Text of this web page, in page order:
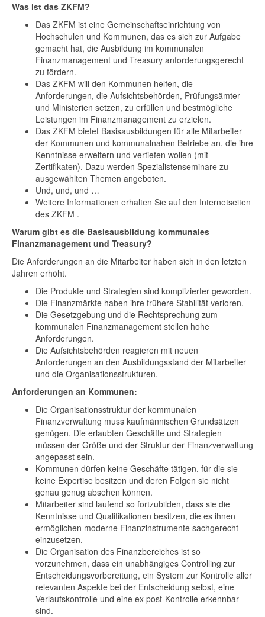
Was ist das ZKFM?
Das ZKFM ist eine Gemeinschaftseinrichtung von
Hochschulen und Kommunen, das es sich zur Aufgabe
gemacht hat, die Ausbildung im kommunalen
Finanzmanagement und Treasury anforderungsgerecht
zu fördern.
Das ZKFM will den Kommunen helfen, die
Anforderungen, die Aufsichtsbehörden, Prüfungsämter
und Ministerien setzen, zu erfüllen und bestmögliche
Leistungen im Finanzmanagement zu erzielen.
Das ZKFM bietet Basisausbildungen für alle Mitarbeiter
der Kommunen und kommunalnahen Betriebe an, die ihre
Kenntnisse erweitern und vertiefen wollen (mit
Zertifikaten). Dazu werden Spezialistenseminare zu
ausgewählten Themen angeboten.
Und, und, und …
Weitere Informationen erhalten Sie auf den Internetseiten
des ZKFM .
Warum gibt es die Basisausbildung kommunales
Finanzmanagement und Treasury?
Die Anforderungen an die Mitarbeiter haben sich in den letzten
Jahren erhöht.
Die Produkte und Strategien sind komplizierter geworden.
Die Finanzmärkte haben ihre frühere Stabilität verloren.
Die Gesetzgebung und die Rechtsprechung zum
kommunalen Finanzmanagement stellen hohe
Anforderungen.
Die Aufsichtsbehörden reagieren mit neuen
Anforderungen an den Ausbildungsstand der Mitarbeiter
und die Organisationsstrukturen.
Anforderungen an Kommunen:
Die Organisationsstruktur der kommunalen
Finanzverwaltung muss kaufmännischen Grundsätzen
genügen. Die erlaubten Geschäfte und Strategien
müssen der Größe und der Struktur der Finanzverwaltung
angepasst sein.
Kommunen dürfen keine Geschäfte tätigen, für die sie
keine Expertise besitzen und deren Folgen sie nicht
genau genug absehen können.
Mitarbeiter sind laufend so fortzubilden, dass sie die
Kenntnisse und Qualifikationen besitzen, die es ihnen
ermöglichen moderne Finanzinstrumente sachgerecht
einzusetzen.
Die Organisation des Finanzbereiches ist so
vorzunehmen, dass ein unabhängiges Controlling zur
Entscheidungsvorbereitung, ein System zur Kontrolle aller
relevanten Aspekte bei der Entscheidung selbst, eine
Verlaufskontrolle und eine ex post-Kontrolle erkennbar
sind.